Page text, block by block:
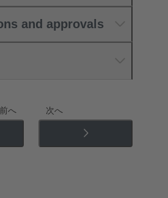
and approvals
前へ 次へ